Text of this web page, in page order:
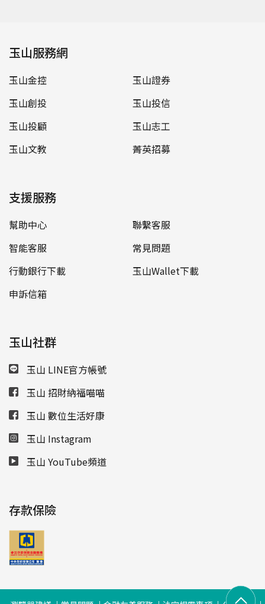
玉山服務網
玉山金控
玉山證券
玉山創投
玉山投信
玉山投顧
玉山志工
玉山文教
菁英招募
支援服務
幫助中心
聯繫客服
智能客服
常見問題
行動銀行下載
玉山Wallet下載
申訴信箱
玉山社群
玉山 LINE官方帳號
玉山 招財納福喵喵
玉山 數位生活好康
玉山 Instagram
玉山 YouTube頻道
存款保險